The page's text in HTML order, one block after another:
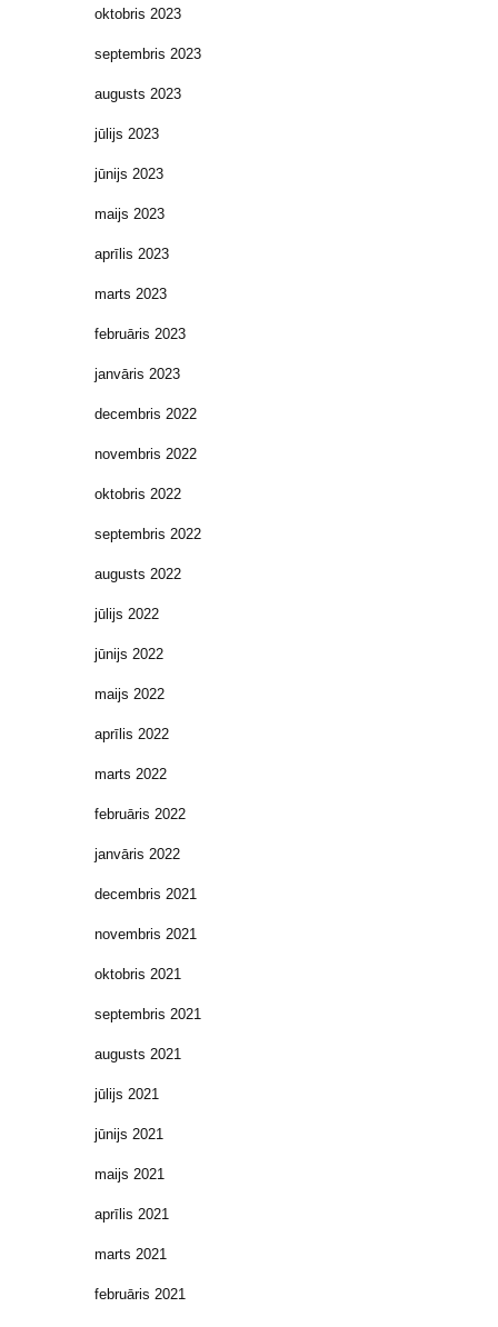
oktobris 2023
septembris 2023
augusts 2023
jūlijs 2023
jūnijs 2023
maijs 2023
aprīlis 2023
marts 2023
februāris 2023
janvāris 2023
decembris 2022
novembris 2022
oktobris 2022
septembris 2022
augusts 2022
jūlijs 2022
jūnijs 2022
maijs 2022
aprīlis 2022
marts 2022
februāris 2022
janvāris 2022
decembris 2021
novembris 2021
oktobris 2021
septembris 2021
augusts 2021
jūlijs 2021
jūnijs 2021
maijs 2021
aprīlis 2021
marts 2021
februāris 2021